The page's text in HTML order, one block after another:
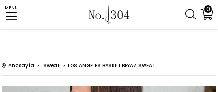
0
MENU
Anasayfa Sweat LOS ANGELES BASKILI BEYAZ SWEAT